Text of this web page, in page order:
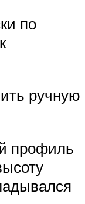
по
ручную
профиль